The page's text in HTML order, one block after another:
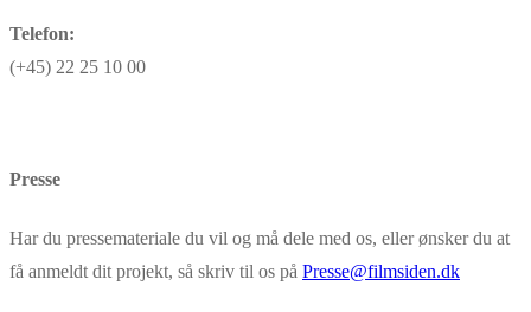
Telefon:
(+45) 22 25 10 00
Presse
Har du pressemateriale du vil og må dele med os, eller ønsker du at
få anmeldt dit projekt, så skriv til os på Presse@filmsiden.dk